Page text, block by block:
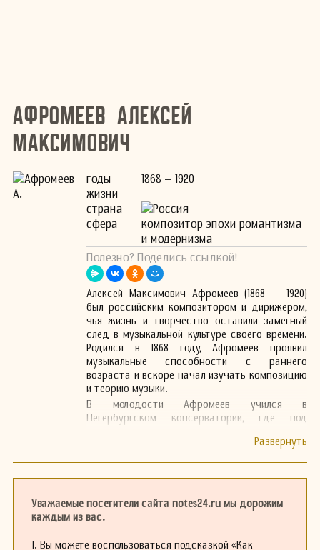
Афромеев Алексей
Максимович
годы
жизни
1868 – 1920
страна
Россия
сфера
композитор эпохи романтизма
и модернизма
Полезно? Поделись ссылкой!
Алексей Максимович Афромеев (1868 — 1920)
был российским композитором и дирижёром,
чья жизнь и творчество оставили заметный
след в музыкальной культуре своего времени.
Родился в 1868 году, Афромеев проявил
музыкальные способности с раннего
возраста и вскоре начал изучать композицию
и теорию музыки.
В молодости Афромеев учился в
Петербургском консерватории, где под
развивал свой талант. Его стиль сочетал
звучание. Он писал как оркестровую, так и
камерную музыку, а также произведения для
Несмотря на краткость своей карьеры,
Уважаемые посетители сайта notes24.ru мы дорожим
каждым из вас.
1. Вы можете воспользоваться подсказкой «Как